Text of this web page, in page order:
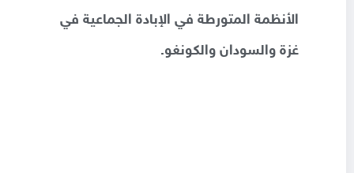
الأنظمة المتورطة في الإبادة الجماعية في
غزة والسودان والكونغو.